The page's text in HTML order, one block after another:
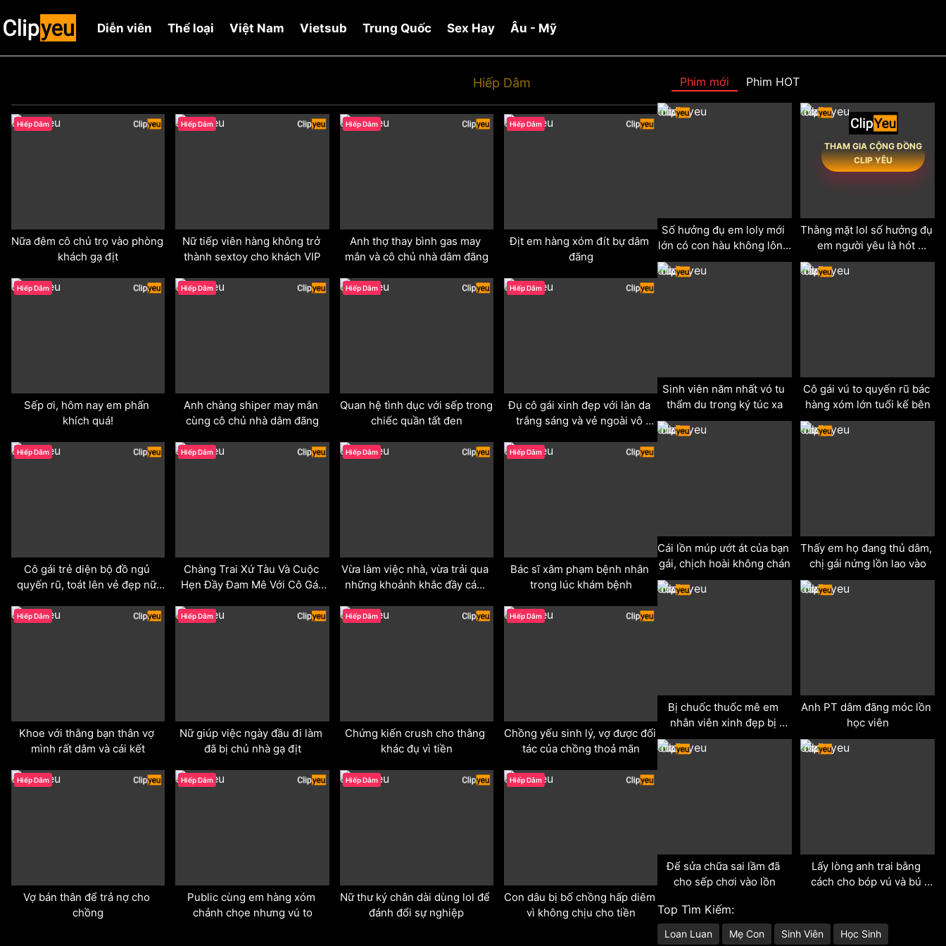
Diễn viên Thể loại Việt Nam Vietsub Trung Quốc Sex Hay Âu - Mỹ
Hiếp Dâm
Hiếp Dâm
odd
Nữa đêm cô chủ trọ vào phòng
khách gạ địt
Hiếp Dâm
odd
Nữ tiếp viên hàng không trở
thành sextoy cho khách VIP
Hiếp Dâm
odd
Anh thợ thay bình gas may
mắn và cô chủ nhà dâm đãng
Hiếp Dâm
odd
Địt em hàng xóm đít bự dâm
đãng
Hiếp Dâm
odd
Sếp ơi, hôm nay em phấn
khích quá!
Hiếp Dâm
odd
Anh chàng shiper may mắn
cùng cô chủ nhà dâm đãng
Hiếp Dâm
odd
Quan hệ tình dục với sếp trong
chiếc quần tất đen
Hiếp Dâm
odd
Đụ cô gái xinh đẹp với làn da
trắng sáng và vẻ ngoài vô
Hiếp Dâm
odd
Cô gái trẻ diện bộ đồ ngủ
quyến rũ, toát lên vẻ đẹp nữ
Hiếp Dâm
odd
Chàng Trai Xứ Tàu Và Cuộc
Hẹn Đầy Đam Mê Với Cô Gái
Hiếp Dâm
odd
Vừa làm việc nhà, vừa trải qua
những khoảnh khắc đầy cám
Hiếp Dâm
odd
Bác sĩ xâm phạm bệnh nhân
trong lúc khám bệnh
Hiếp Dâm
odd
Khoe với thằng bạn thân vợ
mình rất dâm và cái kết
Hiếp Dâm
odd
Nữ giúp việc ngày đầu đi làm
đã bị chủ nhà gạ địt
Hiếp Dâm
odd
Chứng kiến crush cho thằng
khác đụ vì tiền
Hiếp Dâm
odd
Chồng yếu sinh lý, vợ được đối
tác của chồng thoả mãn
Hiếp Dâm
odd
Vợ bán thân để trả nợ cho
chồng
Hiếp Dâm
odd
Public cùng em hàng xóm
chảnh chọe nhưng vú to
Hiếp Dâm
odd
Nữ thư ký chân dài dùng lol để
đánh đổi sự nghiệp
Hiếp Dâm
odd
Con dâu bị bố chồng hấp diêm
vì không chịu cho tiền
Phim mới Phim HOT
odd
Số hưởng đụ em loly mới
lớn có con hàu không lông
cực múp
odd
Thằng mặt lol số hưởng đụ
em người yêu là hót
tiktoker cực xinh
odd
Sinh viên năm nhất vó tu
thẩm du trong ký túc xa
odd
Cô gái vú to quyến rũ bác
hàng xóm lớn tuổi kế bên
odd
Cái lồn múp ướt át của bạn
gái, chịch hoài không chán
odd
Thấy em họ đang thủ dâm,
chị gái nứng lồn lao vào
odd
Bị chuốc thuốc mê em
nhân viên xinh đẹp bị
cưỡng hiếp
odd
Anh PT dâm đãng móc lồn
học viên
odd
Để sửa chữa sai lầm đã
cho sếp chơi vào lồn
odd
Lấy lòng anh trai bằng
cách cho bóp vú và bú
Top Tìm Kiếm:
Loan Luan Mẹ Con Sinh Viên Học Sinh
THAM GIA CỘNG ĐỒNG
CLIP YÊU